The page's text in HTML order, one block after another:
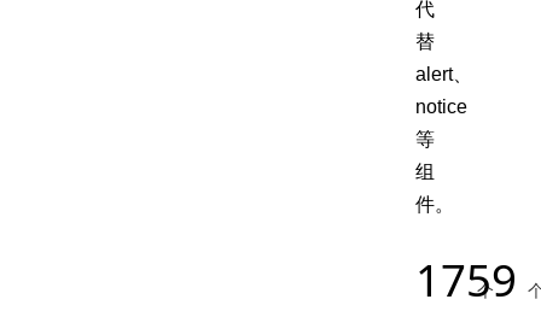
代
替
alert、
notice
等
组
件。
17 个
59